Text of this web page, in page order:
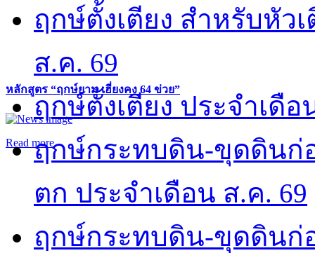
หลักสูตร “ฤกษ์ยาม เฮี่ยงคง 64 ข่วย”
Read more
ฤกษ์ตั้งเตียง สำหรับหัว
ส.ค. 69
ฤกษ์ตั้งเตียง ประจำเดือ
ฤกษ์กระทบดิน-ขุดดินก่
ตก ประจำเดือน ส.ค. 69
ฤกษ์กระทบดิน-ขุดดินก่